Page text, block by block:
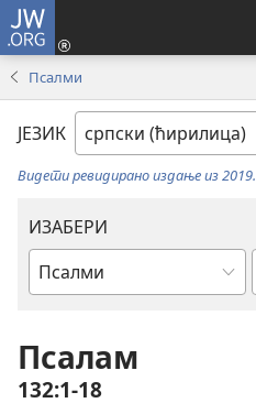
JW.ORG
Псалми
ЈЕЗИК
Видети ревидирано издање из 2019.
ИЗАБЕРИ
Библијска
Псалам
132:1-18